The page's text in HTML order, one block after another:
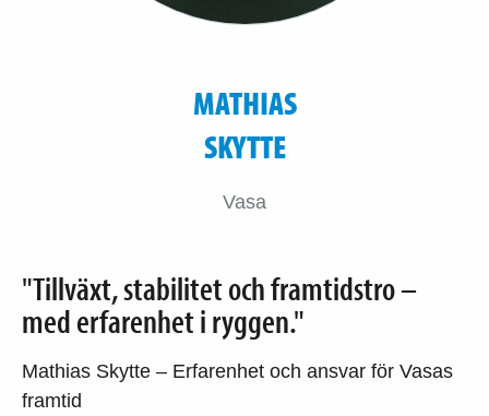
MATHIAS
SKYTTE
Vasa
"Tillväxt, stabilitet och framtidstro –
med erfarenhet i ryggen."
Mathias Skytte – Erfarenhet och ansvar för Vasas
framtid